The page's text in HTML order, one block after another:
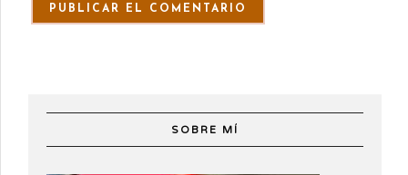
SOBRE MÍ